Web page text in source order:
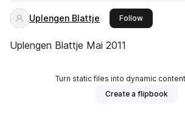
Uplengen Blattje Followthis
Uplengen Blattje Mai 2011
Turn static files into dynamic
Create a flipbook